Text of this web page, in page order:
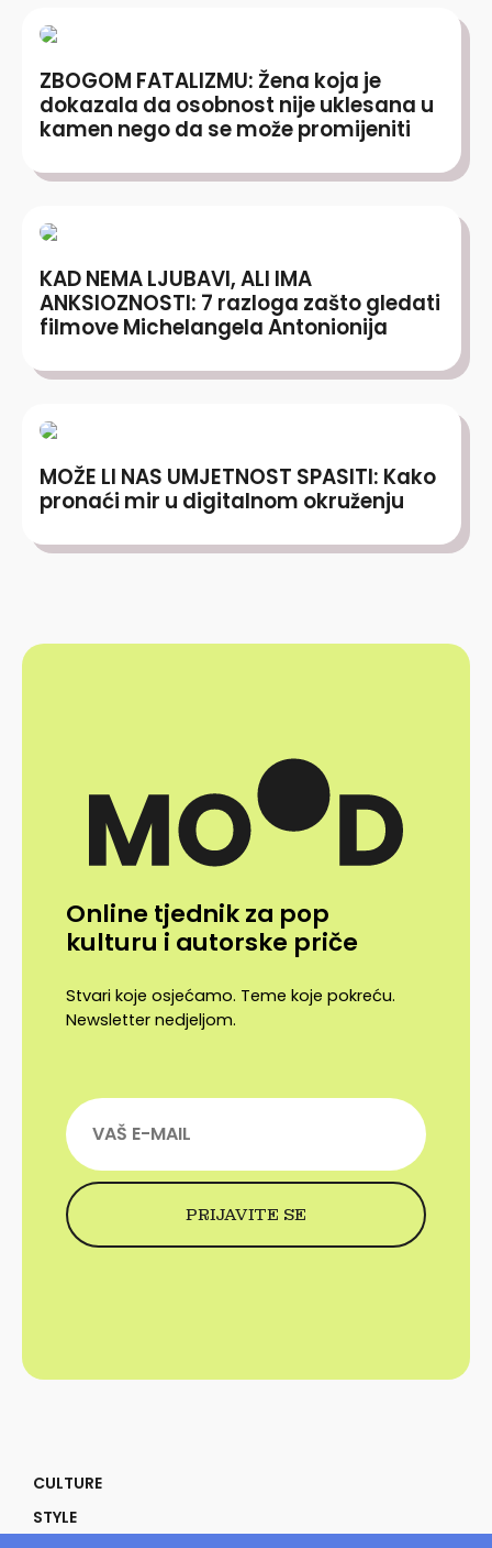
ZBOGOM FATALIZMU: Žena koja je
dokazala da osobnost nije uklesana u
kamen nego da se može promijeniti
KAD NEMA LJUBAVI, ALI IMA
ANKSIOZNOSTI: 7 razloga zašto gledati
filmove Michelangela Antonionija
MOŽE LI NAS UMJETNOST SPASITI: Kako
pronaći mir u digitalnom okruženju
Online tjednik za pop
kulturu i autorske priče
Stvari koje osjećamo. Teme koje pokreću.
Newsletter nedjeljom.
CULTURE
STYLE